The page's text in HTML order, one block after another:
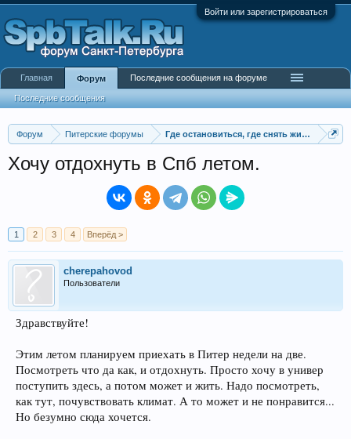
Войти или зарегистрироваться
Форум Питерские форумы Где остановиться, где снять жилье
Хочу отдохнуть в Спб летом.
1 2 3 4 Вперёд >
cherepahovod
Пользователи
Здравствуйте!
Этим летом планируем приехать в Питер недели на две.
Посмотреть что да как, и отдохнуть. Просто хочу в универ
поступить здесь, а потом может и жить. Надо посмотреть,
как тут, почувствовать климат. А то может и не понравится...
Но безумно сюда хочется.
Главная Форум
Последние сообщения
Последние сообщения на форуме